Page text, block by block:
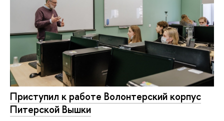
Приступил к работе Волонтерский корпус
Питерской Вышки